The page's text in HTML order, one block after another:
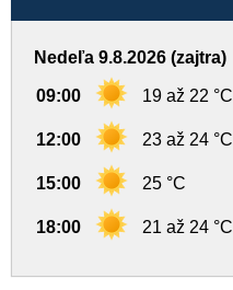
Nedeľa 9.8.2026 (zajtra)
09:00 19 až 22 °C
12:00 23 až 24 °C
15:00 25 °C
18:00 21 až 24 °C